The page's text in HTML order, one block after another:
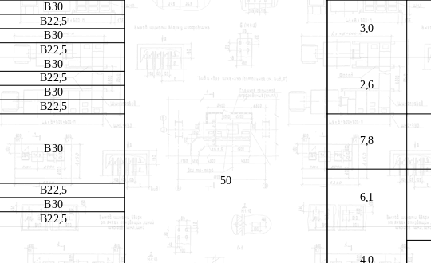
50
В30
3,0
В22,5
В30
В22,5
В30
2,6
В22,5
В30
В22,5
В30
7,8
6,1
В22,5
В30
В22,5